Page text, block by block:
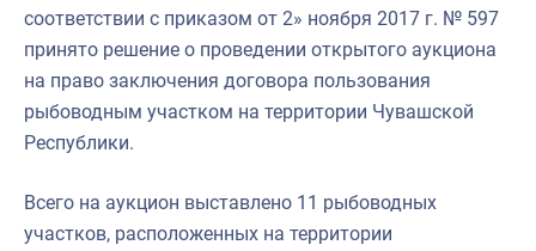
Отрасль в цифрах
Большая африканская экспедиция
Укрепление духовно-нравственных ценностей
События в России и мире
соответствии с приказом от 2» ноября 2017 г. № 597
принято решение о проведении открытого аукциона
на право заключения договора пользования
рыбоводным участком на территории Чувашской
Республики.
Всего на аукцион выставлено 11 рыбоводных
участков, расположенных на территории